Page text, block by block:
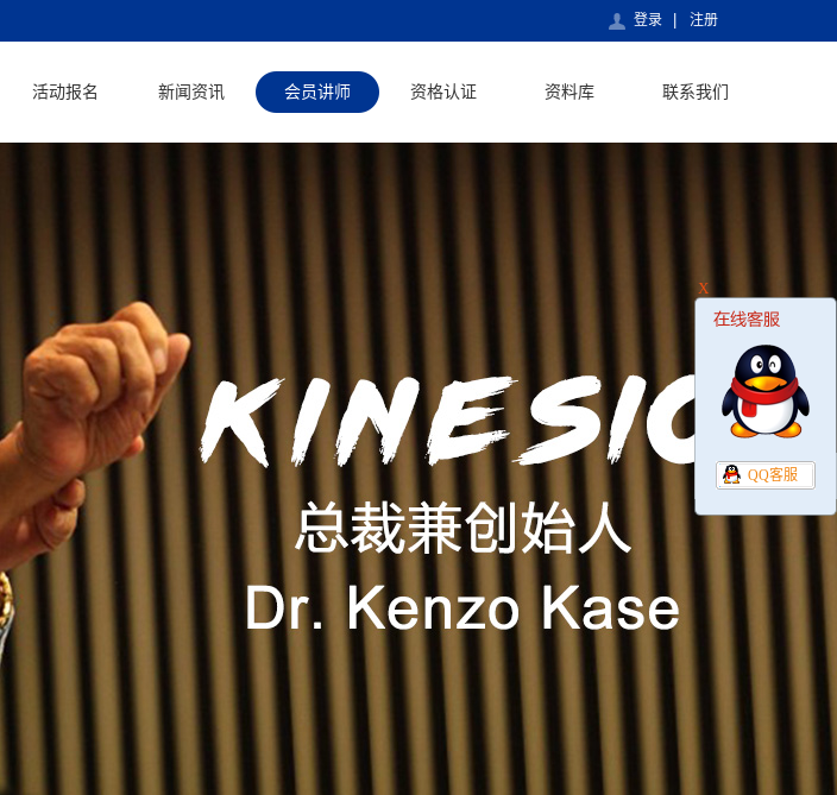
登录 注册
活动报名 新闻资讯 会员讲师 资格认证 资料库 联系我们
X
QQ客服